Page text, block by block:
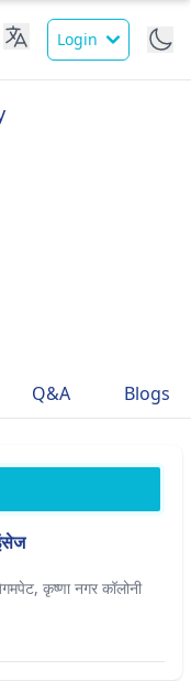
Login
Q&A Blogs
कृष्णा नगर कॉलोनी